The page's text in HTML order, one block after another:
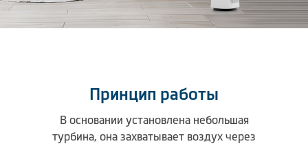
Принцип работы
В основании установлена небольшая
турбина, она захватывает воздух через